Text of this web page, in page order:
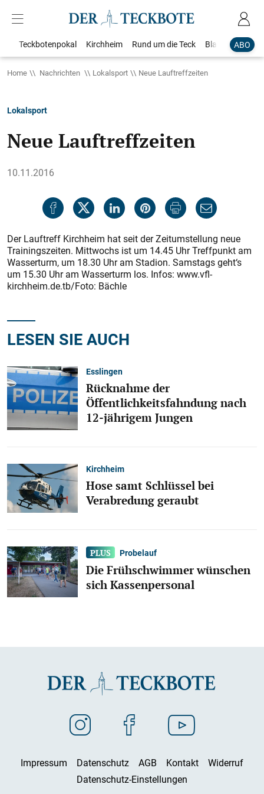
ABO
Teckbotenpokal Kirchheim Rund um die Teck Blaulicht
Home Nachrichten Lokalsport Neue Lauftreffzeiten
Lokalsport
Neue Lauftreffzeiten
10.11.2016
Der Lauftreff Kirchheim hat seit der Zeitumstellung neue
Trainingszeiten. Mittwochs ist um 14.45 Uhr Treffpunkt am
Wasserturm, um 18.30 Uhr am Stadion. Samstags geht‘s
um 15.30 Uhr am Wasserturm los. Infos: www.vfl-
kirchheim.de.tb/Foto: Bächle
LESEN SIE AUCH
Esslingen
Rücknahme der
Öffentlichkeitsfahndung nach
12-jährigem Jungen
Kirchheim
Hose samt Schlüssel bei
Verabredung geraubt
Probelauf
Die Frühschwimmer wünschen
sich Kassenpersonal
Impressum Datenschutz AGB Kontakt
Widerruf
Datenschutz-Einstellungen